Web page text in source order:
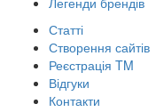
Статті
Створення сайтів
Реєстрація TM
Відгуки
Контакти